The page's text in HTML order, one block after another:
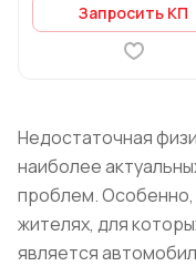
Запросить КП
Недостаточная
наиболее
проблем. Особенно,
жителях, для
является